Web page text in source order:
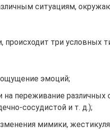
ситуациям,
три условных
эмоций;
на переживание различных
сосудистой и т. д.);
мимики,